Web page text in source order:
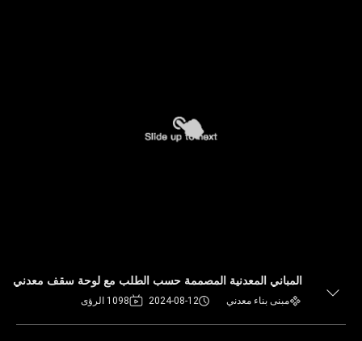
المباني المعدنية المصممة حسب الطلب مع لوحة سقف معدني
مبنى بناء معدني 2024-08-12 1098 الرؤى